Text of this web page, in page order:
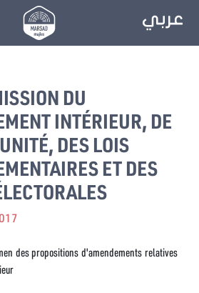
DU
INTÉRIEUR, DE
DES LOIS
ET DES
des propositions d'amendements relatives